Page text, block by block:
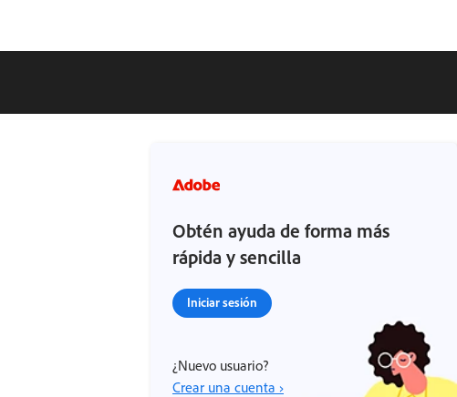
Obtén ayuda de forma más
rápida y sencilla
Iniciar sesión
¿Nuevo usuario?
Crear una cuenta ›